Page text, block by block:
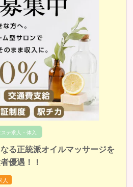
テ求人・体入
る正統派オイルマッサージを
優遇！！
人